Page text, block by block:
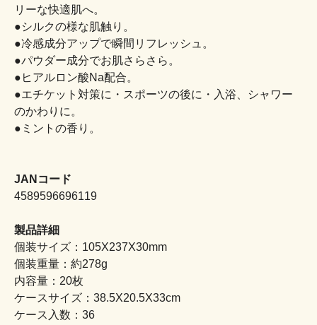
リーな快適肌へ。
●シルクの様な肌触り。
●冷感成分アップで瞬間リフレッシュ。
●パウダー成分でお肌さらさら。
●ヒアルロン酸Na配合。
●エチケット対策に・スポーツの後に・入浴、シャワー
のかわりに。
●ミントの香り。
JANコード
4589596696119
製品詳細
個装サイズ：105X237X30mm
個装重量：約278g
内容量：20枚
ケースサイズ：38.5X20.5X33cm
ケース入数：36